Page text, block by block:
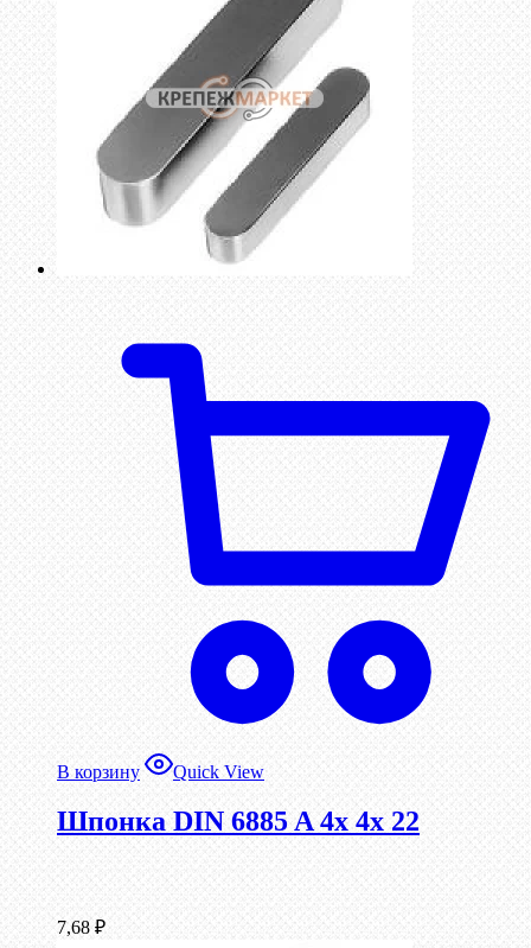
В корзину Quick View
Шпонка DIN 6885 A 4x 4x 22
7,68 ₽